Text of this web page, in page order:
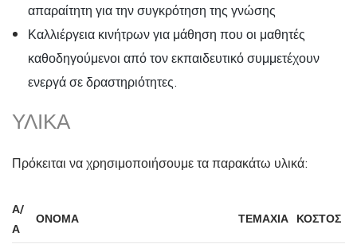
απαραίτητη για την συγκρότηση της γνώσης
Καλλιέργεια κινήτρων για μάθηση που οι μαθητές
καθοδηγούμενοι από τον εκπαιδευτικό συμμετέχουν
ενεργά σε δραστηριότητες.
ΥΛΙΚΆ
Πρόκειται να χρησιμοποιήσουμε τα παρακάτω υλικά:
Α/
Α
ΌΝΟΜΑ ΤΕΜΆΧΙΑ ΚΌΣΤΟΣ